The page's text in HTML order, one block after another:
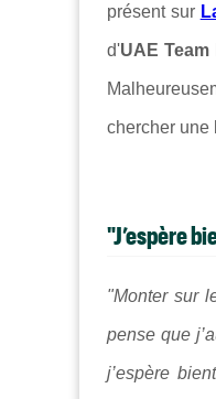
présent sur
d'UAE Team
chercher une
"J’espère
"Monter sur
pense que
j’espère